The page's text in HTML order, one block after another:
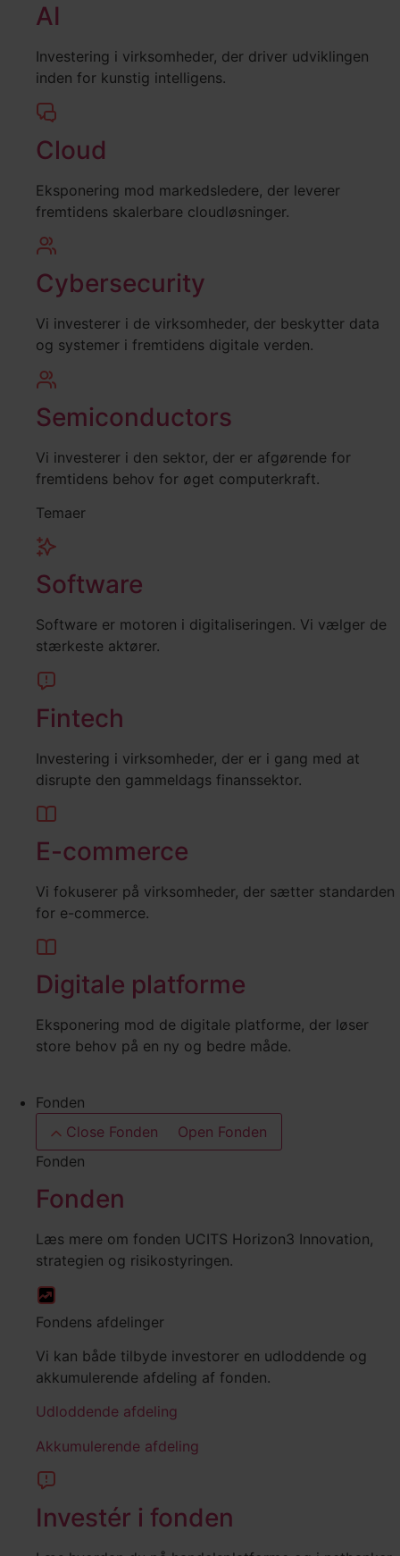
AI
Investering i virksomheder, der driver udviklingen
inden for kunstig intelligens.
Cloud
Eksponering mod markedsledere, der leverer
fremtidens skalerbare cloudløsninger.
Cybersecurity
Vi investerer i de virksomheder, der beskytter data
og systemer i fremtidens digitale verden.
Semiconductors
Vi investerer i den sektor, der er afgørende for
fremtidens behov for øget computerkraft.
Temaer
Software
Software er motoren i digitaliseringen. Vi vælger de
stærkeste aktører.
Fintech
Investering i virksomheder, der er i gang med at
disrupte den gammeldags finanssektor.
E-commerce
Vi fokuserer på virksomheder, der sætter standarden
for e-commerce.
Digitale platforme
Eksponering mod de digitale platforme, der løser
store behov på en ny og bedre måde.
Fonden
Close Fonden
Open Fonden
Fonden
Fonden
Læs mere om fonden UCITS Horizon3 Innovation,
strategien og risikostyringen.
Fondens afdelinger
Vi kan både tilbyde investorer en udloddende og
akkumulerende afdeling af fonden.
Udloddende afdeling
Akkumulerende afdeling
Investér i fonden